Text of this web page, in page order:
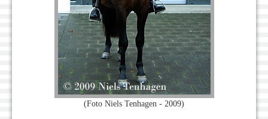
(Foto Niels Tenhagen - 2009)